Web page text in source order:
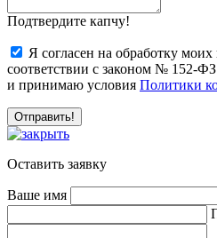
Подтвердите капчу!
Я согласен на обработку
соответствии с законом № 152-
и принимаю условия Политики
Оставить заявку
Ваше имя